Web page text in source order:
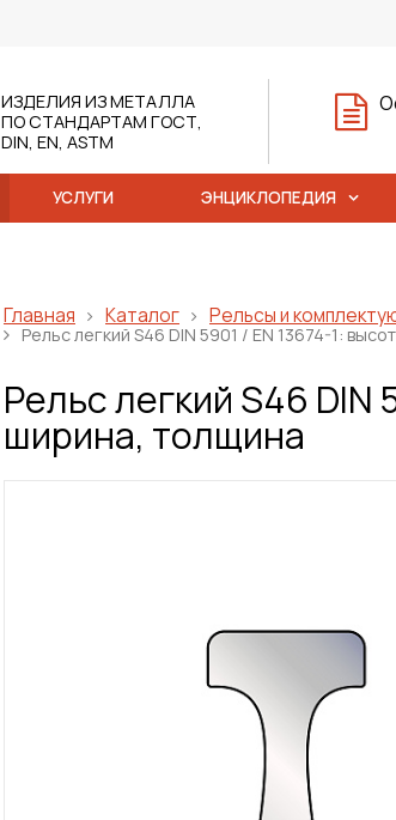
ИЗДЕЛИЯ ИЗ МЕТАЛЛА
ПО СТАНДАРТАМ ГОСТ,
DIN, EN, ASTM
УСЛУГИ ЭНЦИКЛОПЕДИЯ
Главная Каталог Рельсы и
Рельс легкий S46 DIN 5901 / EN 13674-1:
Рельс легкий S46 DIN
ширина, толщина